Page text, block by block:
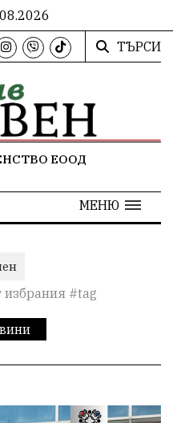
ТЪРСИ
ЕООД
МЕНЮ
избрания #tag